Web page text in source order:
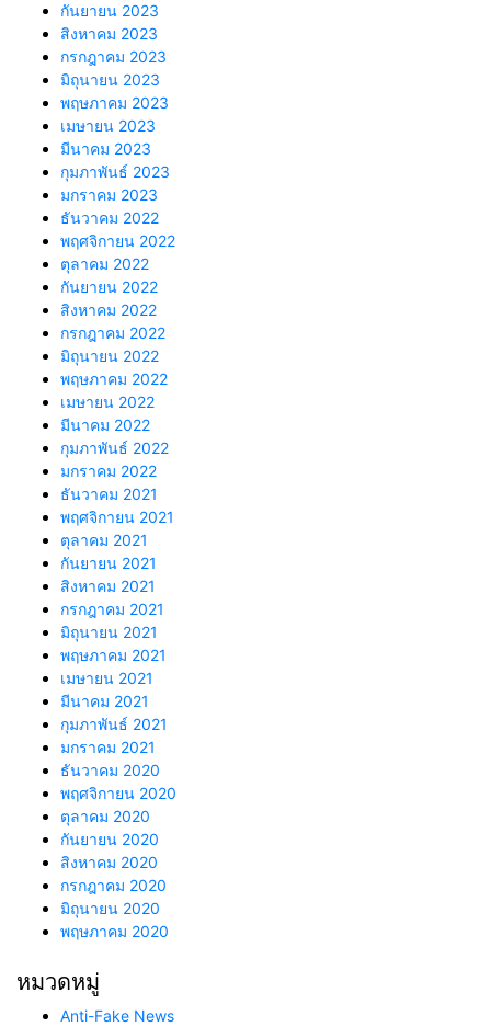
กันยายน 2023
สิงหาคม 2023
กรกฎาคม 2023
มิถุนายน 2023
พฤษภาคม 2023
เมษายน 2023
มีนาคม 2023
กุมภาพันธ์ 2023
มกราคม 2023
ธันวาคม 2022
พฤศจิกายน 2022
ตุลาคม 2022
กันยายน 2022
สิงหาคม 2022
กรกฎาคม 2022
มิถุนายน 2022
พฤษภาคม 2022
เมษายน 2022
มีนาคม 2022
กุมภาพันธ์ 2022
มกราคม 2022
ธันวาคม 2021
พฤศจิกายน 2021
ตุลาคม 2021
กันยายน 2021
สิงหาคม 2021
กรกฎาคม 2021
มิถุนายน 2021
พฤษภาคม 2021
เมษายน 2021
มีนาคม 2021
กุมภาพันธ์ 2021
มกราคม 2021
ธันวาคม 2020
พฤศจิกายน 2020
ตุลาคม 2020
กันยายน 2020
สิงหาคม 2020
กรกฎาคม 2020
มิถุนายน 2020
พฤษภาคม 2020
หมวดหมู่
Anti-Fake News